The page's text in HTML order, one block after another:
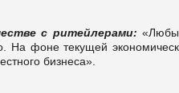
с ритейлерами:
На фоне текущей
бизнеса».